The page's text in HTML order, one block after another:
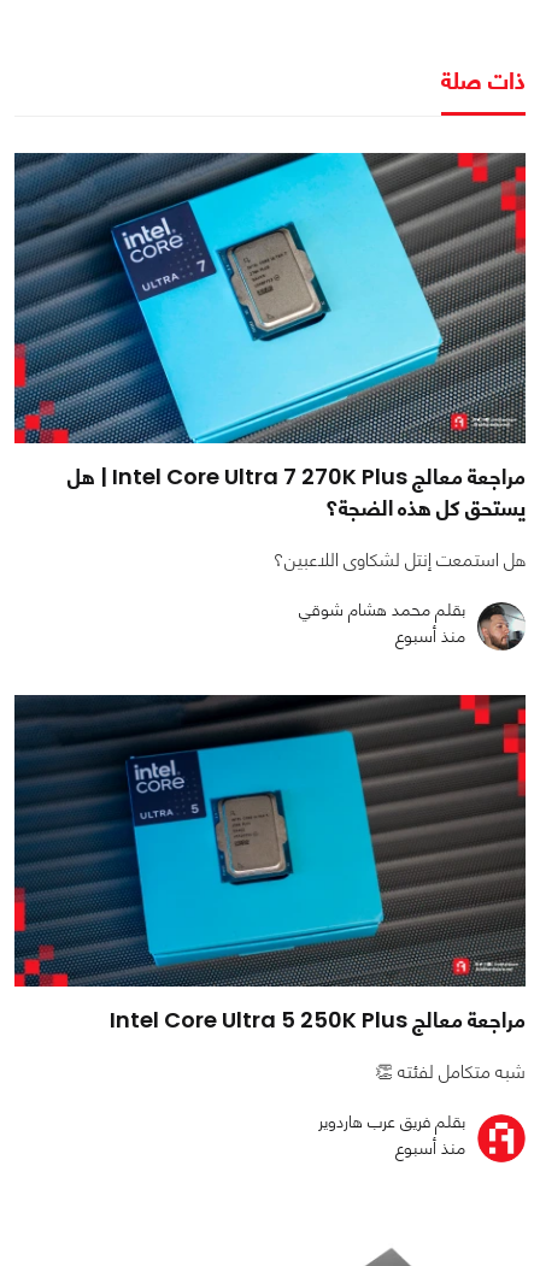
ذات صلة
مراجعة معالج Intel Core Ultra 7 270K Plus | هل
يستحق كل هذه الضجة؟
هل استمعت إنتل لشكاوى اللاعبين؟
بقلم محمد هشام شوقي
منذ أسبوع
مراجعة معالج Intel Core Ultra 5 250K Plus
شبه متكامل لفئته 👏
بقلم فريق عرب هاردوير
منذ أسبوع